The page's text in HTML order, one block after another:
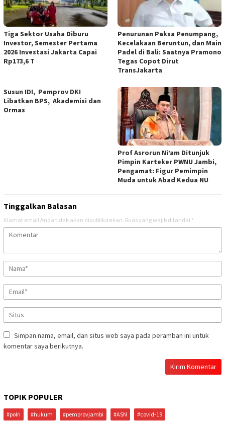
Tiga Sektor Usaha Diburu
Investor, Semester Pertama
2026 Investasi Jakarta Capai
Rp173,6 T
Penurunan Paksa Penumpang,
Kecelakaan Beruntun, dan Main
Padel di Bali: Saatnya Pramono
Tegas Copot Dirut
TransJakarta
Susun IDI, Pemprov DKI
Libatkan BPS, Akademisi dan
Ormas
Prof Asrorun Ni’am Ditunjuk
Pimpin Karteker PWNU Jambi,
Pengamat: Figur Pemimpin
Muda untuk Abad Kedua NU
Tinggalkan Balasan
Alamat email Anda tidak akan dipublikasikan. Ruas yang wajib ditandai *
Simpan nama, email, dan situs web saya pada peramban ini untuk
komentar saya berikutnya.
TOPIK POPULER
#polri #hukum #pemprovjambi #ASN #covid-19